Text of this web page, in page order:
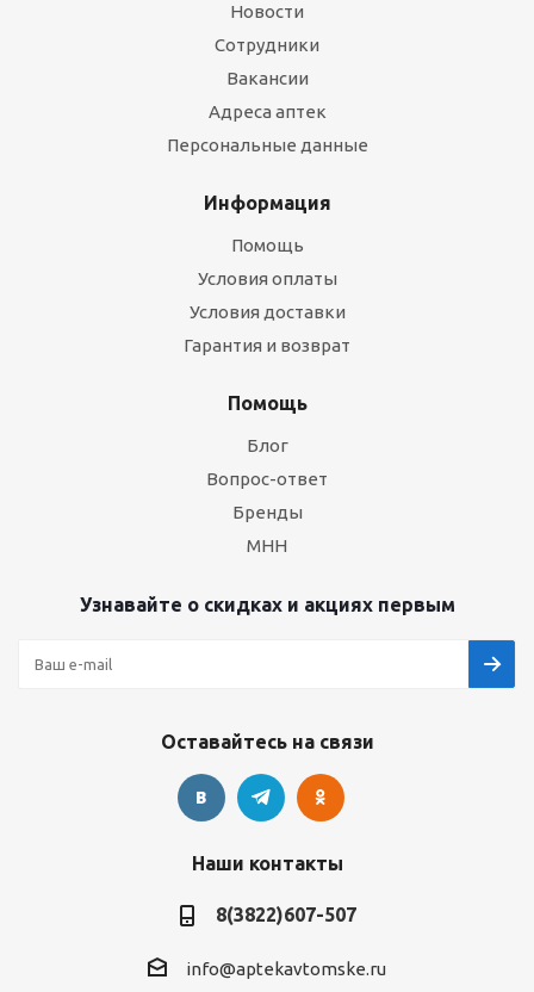
Новости
Сотрудники
Вакансии
Адреса аптек
Персональные данные
Информация
Помощь
Условия оплаты
Условия доставки
Гарантия и возврат
Помощь
Блог
Вопрос-ответ
Бренды
МНН
Узнавайте о скидках и акциях первым
Оставайтесь на связи
Наши контакты
8(3822)607-507
info@aptekavtomske.ru